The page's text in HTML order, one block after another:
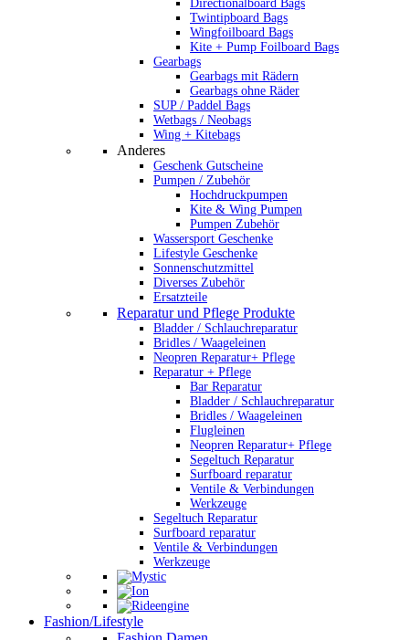
Directionalboard Bags
Twintipboard Bags
Wingfoilboard Bags
Kite + Pump Foilboard Bags
Gearbags
Gearbags mit Rädern
Gearbags ohne Räder
SUP / Paddel Bags
Wetbags / Neobags
Wing + Kitebags
Anderes
Geschenk Gutscheine
Pumpen / Zubehör
Hochdruckpumpen
Kite & Wing Pumpen
Pumpen Zubehör
Wassersport Geschenke
Lifestyle Geschenke
Sonnenschutzmittel
Diverses Zubehör
Ersatzteile
Reparatur und Pflege Produkte
Bladder / Schlauchreparatur
Bridles / Waageleinen
Neopren Reparatur+ Pflege
Reparatur + Pflege
Bar Reparatur
Bladder / Schlauchreparatur
Bridles / Waageleinen
Flugleinen
Neopren Reparatur+ Pflege
Segeltuch Reparatur
Surfboard reparatur
Ventile & Verbindungen
Werkzeuge
Segeltuch Reparatur
Surfboard reparatur
Ventile & Verbindungen
Werkzeuge
Fashion/Lifestyle